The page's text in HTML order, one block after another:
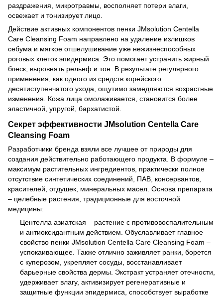
раздражения, микротравмы, восполняет потери влаги,
освежает и тонизирует лицо.
Действие активных компонентов пенки JMsolution Centella
Care Cleansing Foam направлено на удаление излишков
себума и мягкое отшелушивание уже нежизнеспособных
роговых клеток эпидермиса. Это помогает устранить жирный
блеск, выровнять рельеф и тон. В результате регулярного
применения, как одного из средств корейского
десятиступенчатого ухода, ощутимо замедляются возрастные
изменения. Кожа лица омолаживается, становится более
эластичной, упругой, бархатистой.
Секрет эффективности JMsolution Centella Care
Cleansing Foam
Разработчики бренда взяли все лучшее от природы для
создания действительно работающего продукта. В формуле –
максимум растительных ингредиентов, практически полное
отсутствие синтетических соединений, ПАВ, консервантов,
красителей, отдушек, минеральных масел. Основа препарата
– целебные растения, традиционные для восточной
медицины:
Центелла азиатская – растение с противовоспалительным
и антиоксидантным действием. Обуславливает главное
свойство пенки JMsolution Centella Care Cleansing Foam –
успокаивающее. Также отлично заживляет ранки, борется
с куперозом, укрепляет сосуды, восстанавливает
барьерные свойства дермы. Экстракт устраняет отечности,
удерживает влагу, активизирует регенеративные и
защитные функции эпидермиса, способствует выработке